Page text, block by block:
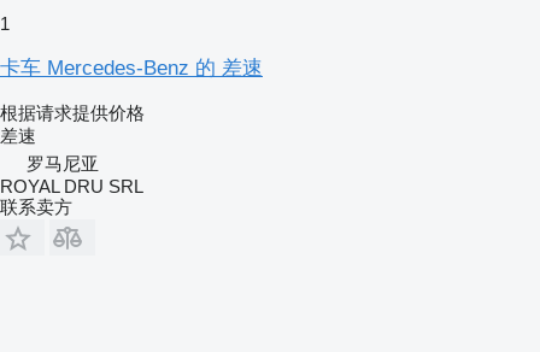
1
卡车 Mercedes-Benz 的 差速
根据请求提供价格
差速
罗马尼亚
ROYAL DRU SRL
联系卖方